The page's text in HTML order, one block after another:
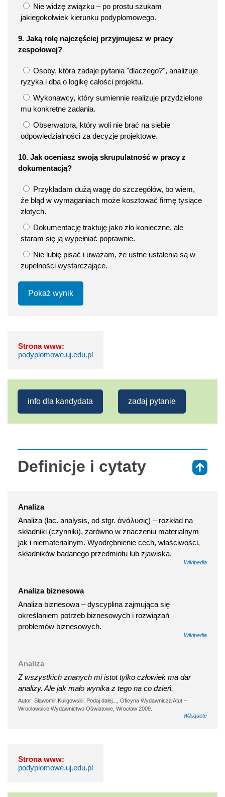
Nie widzę związku – po prostu szukam
jakiegokolwiek kierunku podyplomowego.
9. Jaką rolę najczęściej przyjmujesz w pracy
zespołowej?
Osoby, która zadaje pytania "dlaczego?", analizuje
ryzyka i dba o logikę całości projektu.
Wykonawcy, który sumiennie realizuje przydzielone
mu konkretne zadania.
Obserwatora, który woli nie brać na siebie
odpowiedzialności za decyzje projektowe.
10. Jak oceniasz swoją skrupulatność w pracy z
dokumentacją?
Przykładam dużą wagę do szczegółów, bo wiem,
że błąd w wymaganiach może kosztować firmę tysiące
złotych.
Dokumentację traktuję jako zło konieczne, ale
staram się ją wypełniać poprawnie.
Nie lubię pisać i uważam, że ustne ustalenia są w
zupełności wystarczające.
Pokaż wynik
Strona www:
podyplomowe.uj.edu.pl
info dla kandydata zadaj pytanie
Definicje i cytaty
Analiza
Analiza (łac. analysis, od stgr. ἀνάλυσις) – rozkład na
składniki (czynniki), zarówno w znaczeniu materialnym
jak i niematerialnym. Wyodrębnienie cech, właściwości,
składników badanego przedmiotu lub zjawiska.
Wikipedia
Analiza biznesowa
Analiza biznesowa – dyscyplina zajmująca się
określaniem potrzeb biznesowych i rozwiązań
problemów biznesowych.
Wikipedia
Analiza
Z wszystkich znanych mi istot tylko człowiek ma dar
analizy. Ale jak mało wynika z tego na co dzień.
Autor: Sławomir Kuligowski, Podaj dalej..., Oficyna Wydawnicza Atut –
Wrocławskie Wydawnictwo Oświatowe, Wrocław 2009.
Wikiquote
Strona www:
podyplomowe.uj.edu.pl